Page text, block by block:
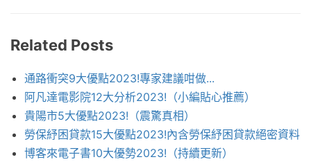
Related Posts
通路衝突9大優點2023!專家建議咁做...
阿凡達電影院12大分析2023!（小編貼心推薦）
貴陽市5大優點2023!（震驚真相）
勞保紓困貸款15大優點2023!內含勞保紓困貸款絕密資料
博客來電子書10大優勢2023!（持續更新）